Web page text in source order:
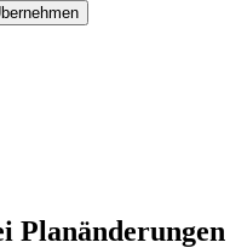
Planänderungen